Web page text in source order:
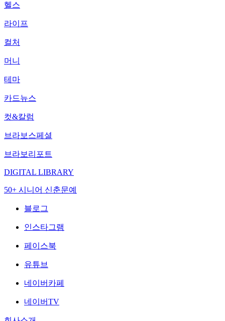
헬스
라이프
컬처
머니
테마
카드뉴스
컷&칼럼
브라보스페셜
브라보리포트
DIGITAL LIBRARY
50+ 시니어 신춘문예
블로그
인스타그램
페이스북
유튜브
네이버카페
네이버TV